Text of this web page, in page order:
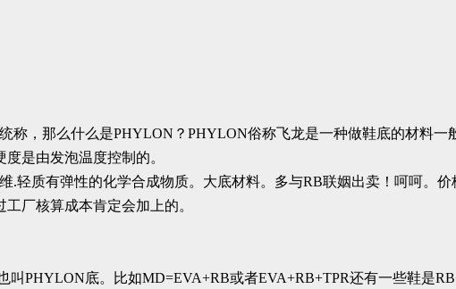
称，那么什么是PHYLON？PHYLON俗称飞龙是一种做鞋底的材料
是由发泡温度控制的。
.轻质有弹性的化学合成物质。大底材料。多与RB联姻出卖！呵呵。
厂核算成本肯定会加上的。
PHYLON底。比如MD=EVA+RB或者EVA+RB+TPR还有一些鞋是